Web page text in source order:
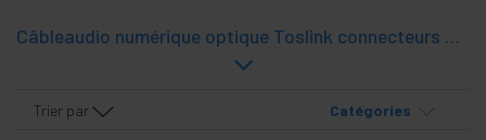
Câbleaudio numérique optique Toslink connecteurs base (Lien Toshiba).
Trier par Catégories